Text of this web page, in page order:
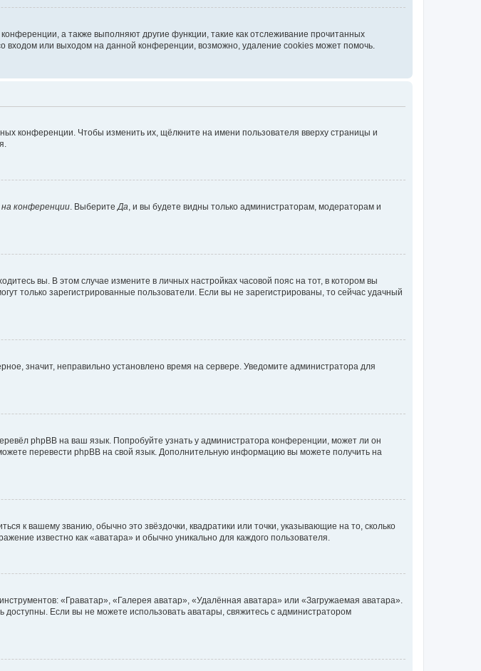
а также выполняют другие функции, такие как отслеживание прочитанных
входом или выходом на данной конференции, возможно, удаление cookies может помочь.
конференции. Чтобы изменить их, щёлкните на имени пользователя вверху страницы и
конференции. ВыберитеДа, и вы будете видны только администраторам, модераторам и
вы. В этом случае измените в личных настройках часовой пояс на тот, в котором вы
только зарегистрированные пользователи. Если вы не зарегистрированы, то сейчас удачный
значит, неправильно установлено время на сервере. Уведомите администратора для
phpBB на ваш язык. Попробуйте узнать у администратора конференции, может ли он
перевести phpBB на свой язык. Дополнительную информацию вы можете получить на
к вашему званию, обычно это звёздочки, квадратики или точки, указывающие на то, сколько
известно как «аватара» и обычно уникально для каждого пользователя.
«Граватар», «Галерея аватар», «Удалённая аватара» или «Загружаемая аватара».
Если вы не можете использовать аватары, свяжитесь с администратором